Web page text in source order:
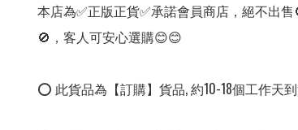
本店為✅正版正貨✅承諾會員商店，絕不出
🚫，客人可安心選購😊😊
⭕ 此貨品為【訂購】貨品, 約10-18個工作天到